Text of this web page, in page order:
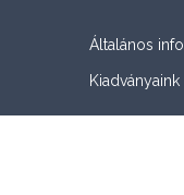
Általános
Kiadványaink